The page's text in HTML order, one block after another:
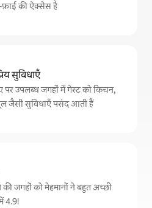
फ़ाई की ऐक्सेस है
सुविधाएँ
पर उपलब्ध जगहों में गेस्ट को किचन,
जैसी सुविधाएँ पसंद आती हैं
जगहों को मेहमानों ने बहुत अच्छी
4.9!